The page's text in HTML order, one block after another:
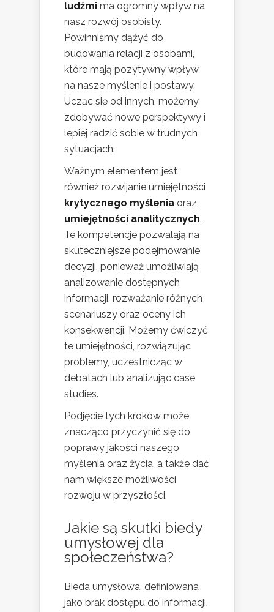
ludźmi ma ogromny wpływ na
nasz rozwój osobisty.
Powinniśmy dążyć do
budowania relacji z osobami,
które mają pozytywny wpływ
na nasze myślenie i postawy.
Ucząc się od innych, możemy
zdobywać nowe perspektywy i
lepiej radzić sobie w trudnych
sytuacjach.
Ważnym elementem jest
również rozwijanie umiejętności
krytycznego myślenia oraz
umiejętności analitycznych.
Te kompetencje pozwalają na
skuteczniejsze podejmowanie
decyzji, ponieważ umożliwiają
analizowanie dostępnych
informacji, rozważanie różnych
scenariuszy oraz oceny ich
konsekwencji. Możemy ćwiczyć
te umiejętności, rozwiązując
problemy, uczestnicząc w
debatach lub analizując case
studies.
Podjęcie tych kroków może
znacząco przyczynić się do
poprawy jakości naszego
myślenia oraz życia, a także dać
nam większe możliwości
rozwoju w przyszłości.
Jakie są skutki biedy
umysłowej dla
społeczeństwa?
Bieda umysłowa, definiowana
jako brak dostępu do informacji,